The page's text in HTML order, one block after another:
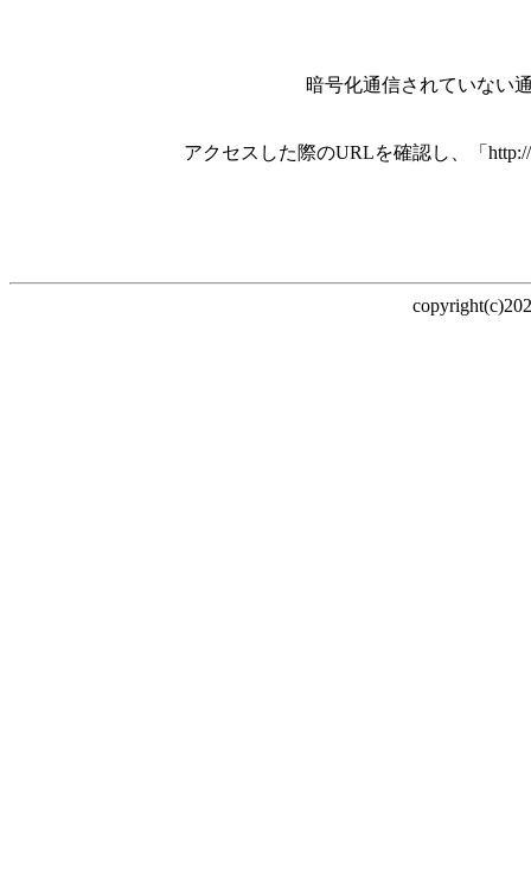
暗号化通信されていない
アクセスした際のURLを確認し、「